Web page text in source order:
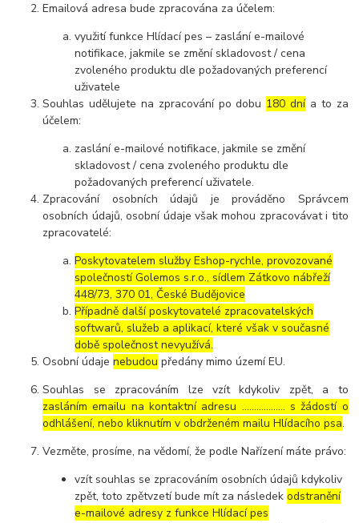
Emailová adresa bude zpracována za účelem:
využití funkce Hlídací pes – zaslání e-mailové
notifikace, jakmile se změní skladovost / cena
zvoleného produktu dle požadovaných preferencí
uživatele
Souhlas udělujete na zpracování po dobu 180 dnía to za
účelem:
zaslání e-mailové notifikace, jakmile se změní
skladovost / cena zvoleného produktu dle
požadovaných preferencí uživatele.
Zpracování osobních údajů je prováděno Správcem
osobních údajů, osobní údaje však mohou zpracovávat i tito
zpracovatelé:
Poskytovatelem služby Eshop-rychle, provozované
společností Golemos s.r.o., sídlem Zátkovo nábřeží
448/73, 370 01, České Budějovice
Případně další poskytovatelé zpracovatelských
softwarů, služeb a aplikací, které však v současné
době společnost nevyužívá.
Osobní údajenebudou předány mimo území EU.
Souhlas se zpracováním lze vzít kdykoliv zpět, a to
zasláním emailu na kontaktní adresu ..……………. s žádostí o
odhlášení, nebo kliknutím v obdrženém mailu Hlídacího psa.
Vezměte, prosíme, na vědomí, že podle Nařízení máte právo:
vzít souhlas se zpracováním osobních údajů kdykoliv
zpět, toto zpětvzetí bude mít za následekodstranění
e-mailové adresy z funkce Hlídací pes